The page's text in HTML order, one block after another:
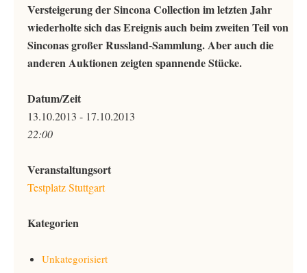
Versteigerung der Sincona Collection im letzten Jahr
wiederholte sich das Ereignis auch beim zweiten Teil von
Sinconas großer Russland-Sammlung. Aber auch die
anderen Auktionen zeigten spannende Stücke.
Datum/Zeit
13.10.2013 - 17.10.2013
22:00
Veranstaltungsort
Testplatz Stuttgart
Kategorien
Unkategorisiert